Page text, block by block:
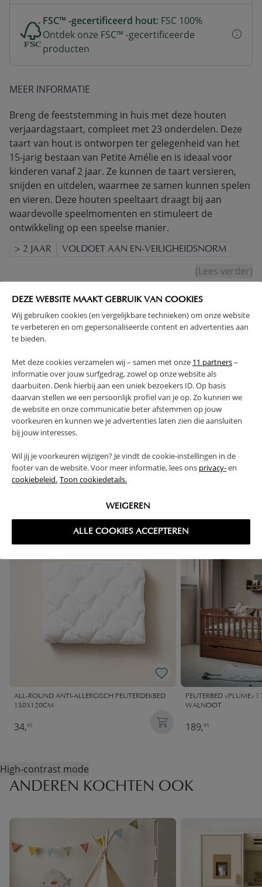
DEZE WEBSITE MAAKT GEBRUIK VAN COOKIES
Wij gebruiken cookies (en vergelijkbare technieken) om onze website
te verbeteren en om gepersonaliseerde content en advertenties aan
te bieden.
Met deze cookies verzamelen wij – samen met onze 11 partners–
informatie over jouw surfgedrag, zowel op onze website als
daarbuiten. Denk hierbij aan een uniek bezoekers ID. Op basis
daarvan stellen we een persoonlijk profiel van je op. Zo kunnen we
de website en onze communicatie beter afstemmen op jouw
voorkeuren en kunnen we je advertenties laten zien die aansluiten
bij jouw interesses.
Wil jij je voorkeuren wijzigen? Je vindt de cookie-instellingen in de
footer van de website. Voor meer informatie, lees ons privacy-en
cookiebeleid. Toon cookiedetails.
WEIGEREN
ALLE COOKIES ACCEPTEREN
FSC™ -gecertificeerd hout: FSC 100%
Ontdek onze FSC™ -gecertificeerde
producten
MEER INFORMATIE
Breng de feeststemming in huis met deze houten
verjaardagstaart, compleet met 23 onderdelen. Deze
taart van hout is ontworpen ter gelegenheid van het
15-jarig bestaan van Petite Amélie en is ideaal voor
kinderen vanaf 2 jaar. Ze kunnen de taart versieren,
snijden en uitdelen, waarmee ze samen kunnen spelen
en vieren. Deze houten speeltaart draagt bij aan
waardevolle speelmomenten en stimuleert de
ontwikkeling op een speelse manier.
> 2 JAAR VOLDOET AAN EN-VEILIGHEIDSNORM
(Lees verder)
PRODUCTEIGENSCHAPPEN
PLUS- EN MINPUNTEN
FAQ
RETOUREN
High-contrast mode
VAAK SAMEN GEKOCHT
ALL-ROUND ANTI-ALLERGISCH PEUTERDEKBED
150X120CM
34,95
PEUTERBED «PLUME»
WALNOOT
189,95
High-contrast mode
ANDEREN KOCHTEN OOK